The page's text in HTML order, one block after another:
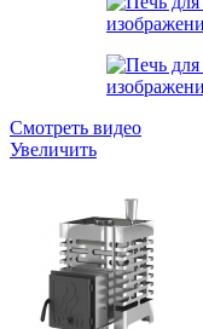
Смотреть видео
Увеличить